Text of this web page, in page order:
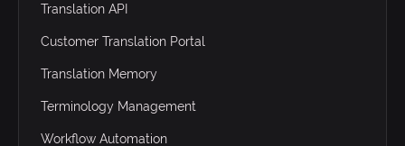
Translation API
Customer Translation Portal
Translation Memory
Terminology Management
Workflow Automation